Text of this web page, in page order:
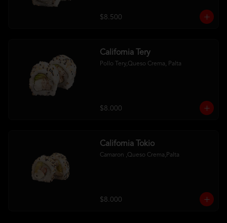
$8.500
California Tery
Pollo Tery,Queso Crema, Palta
$8.000
California Tokio
Camaron ,Queso Crema,Palta
$8.000